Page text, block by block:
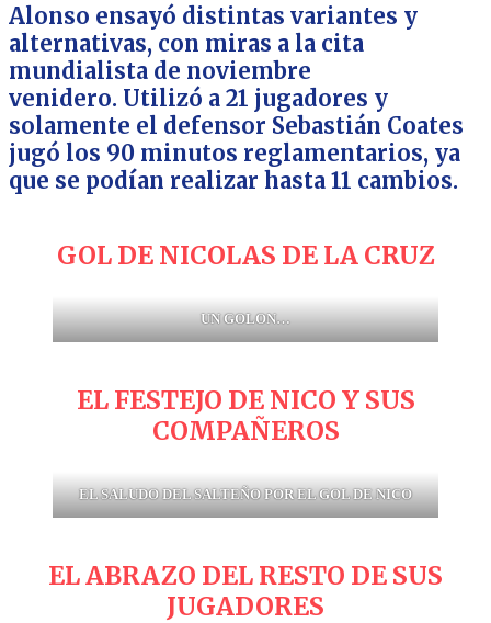
Alonso ensayó distintas variantes y
alternativas, con miras a la cita
mundialista de noviembre
venidero. Utilizó a 21 jugadores y
solamente el defensor Sebastián Coates
jugó los 90 minutos reglamentarios, ya
que se podían realizar hasta 11 cambios.
GOL DE NICOLAS DE LA CRUZ
UN GOLON…
EL FESTEJO DE NICO Y SUS
COMPAÑEROS
EL SALUDO DEL SALTEÑO POR EL GOL DE NICO
EL ABRAZO DEL RESTO DE SUS
JUGADORES